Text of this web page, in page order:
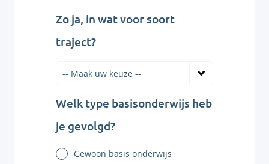
Zo ja, in wat voor soort
traject?
Welk type basisonderwijs heb
je gevolgd?
Gewoon basis onderwijs